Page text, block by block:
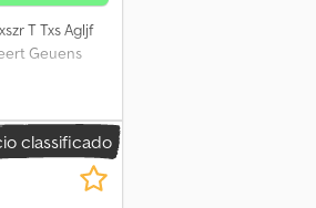
T Txs Agljf
Geuens
classificado